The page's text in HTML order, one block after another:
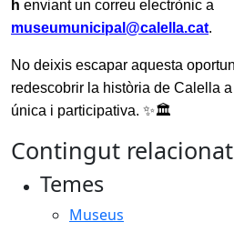
h enviant un correu electrònic a
museumunicipal@calella.cat.
No deixis escapar aquesta
redescobrir la història de Calella
única i participativa. ✨🏛
Contingut relacionat
Temes
Museus